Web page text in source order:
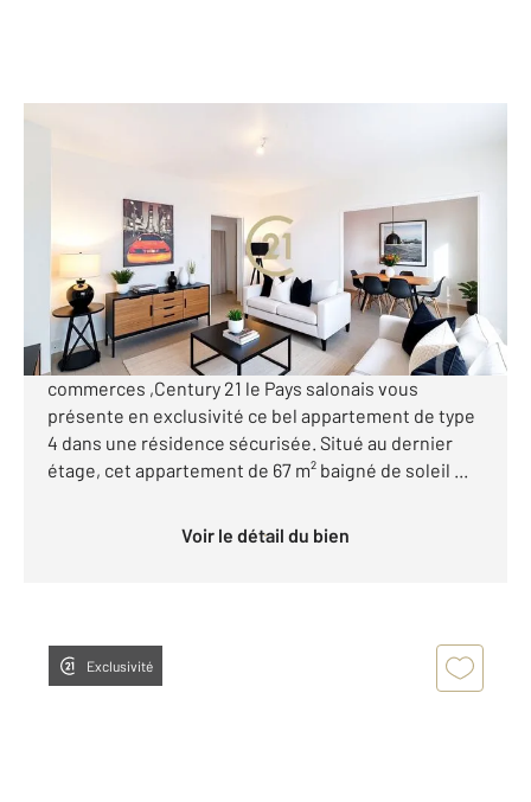
Appartement T4 à vendre
110 000 €
Visiter le site dédié
SalondeProvence, à proximité du centre ville et des
commerces ,Century 21 le Pays salonais vous
présente en exclusivité ce bel appartement de type
4 dans une résidence sécurisée. Situé au dernier
étage, cet appartement de 67 m² baigné de soleil ...
Voir le détail du bien
Exclusivité